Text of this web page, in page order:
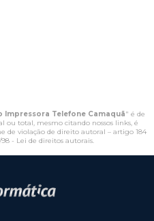
Impressora Telefone Camaquã" é de
ou total, mesmo citando nossos links, é
de violação de direito autoral – artigo 184
98 - Lei de direitos autorais.